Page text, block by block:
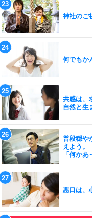
神社のご
何でもか
共感は、
自然と生
普段穏や
えよう。
「何か
悪口は、